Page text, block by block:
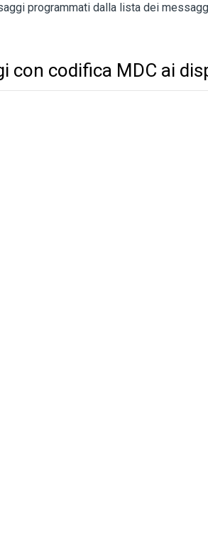
programmati dalla lista dei
con codifica MDC ai